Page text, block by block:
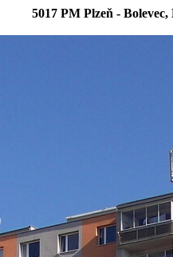
5017 PM Plzeň -